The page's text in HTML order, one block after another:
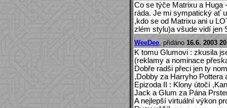
Co se týče Matrixu a Huga
ráda. Je mi sympatický ať
,kdo se od Matrixu ani u
zlém stylu)a všude vidí jen
WeeDee , přidáno 16.6. 2003
K tomu Glumovi : zkusila
(reklamy a nominace
Dobře radši přeci jen ty
,Dobby za Harryho Pottera
Epizoda II : Klony útočí
Jack a Glum za Pána
A nejlepší virtuální výkon